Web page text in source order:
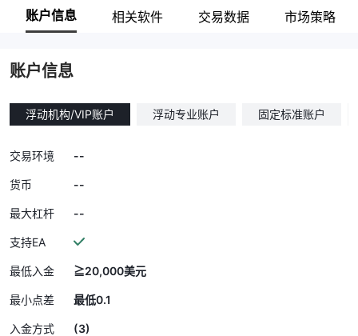
账户信息 相关软件 交易数据 市场策略
账户信息
浮动机构/VIP账户 浮动专业账户 固定标准账户
交易环境 --
货币 --
最大杠杆 --
支持EA
最低入金 ≧20,000美元
最小点差 最低0.1
入金方式 (3)